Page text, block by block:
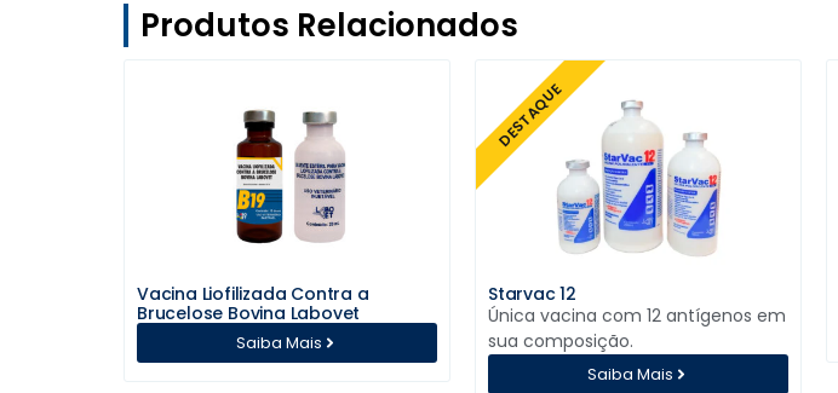
Produtos Relacionados
Saiba Mais
Vacina Liofilizada Contra a
Brucelose Bovina Labovet
DESTAQUE
Saiba Mais
Starvac 12
Única vacina com 12 antígenos em
sua composição.